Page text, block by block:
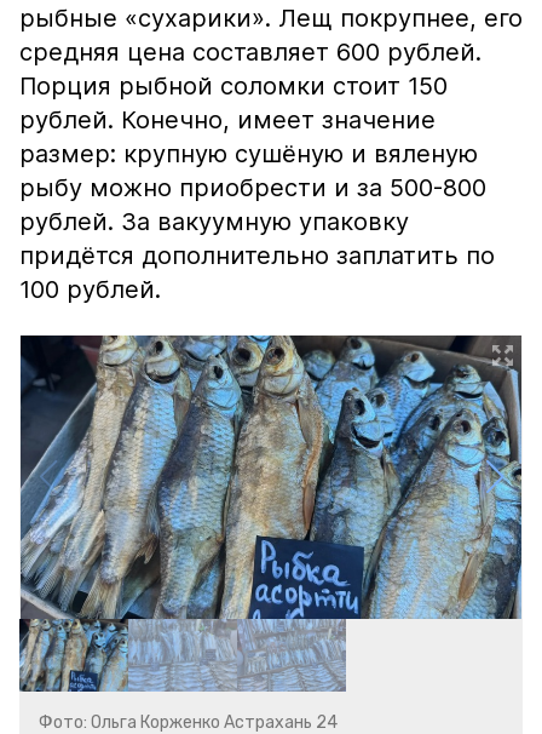
рыбные «сухарики». Лещ покрупнее, его
средняя цена составляет 600 рублей.
Порция рыбной соломки стоит 150
рублей. Конечно, имеет значение
размер: крупную сушёную и вяленую
рыбу можно приобрести и за 500-800
рублей. За вакуумную упаковку
придётся дополнительно заплатить по
100 рублей.
Фото: Ольга Корженко Астрахань 24